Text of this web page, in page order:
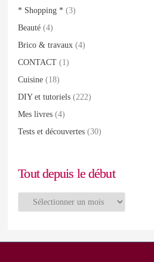
* Shopping * (3)
Beauté (4)
Brico & travaux (4)
CONTACT (1)
Cuisine (18)
DIY et tutoriels (222)
Mes livres (4)
Tests et découvertes (30)
Tout depuis le début